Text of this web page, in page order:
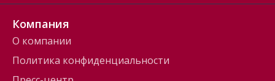
Компания
О компании
Политика конфиденциальности